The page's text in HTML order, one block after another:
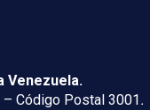
Venezuela.
– Código Postal 3001.